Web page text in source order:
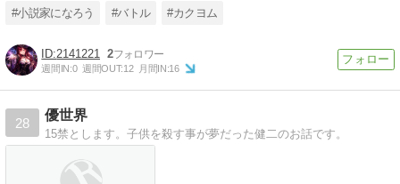
#小説家になろう #バトル #カクヨム
2141221 2
週間IN:0 週間OUT:12 月間IN:16
28
優世界
15禁とします。子供を殺す事が夢だった健二のお話です。